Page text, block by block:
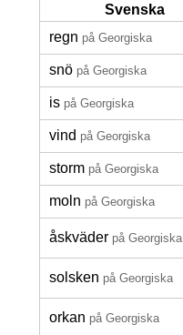
Svenska
regn på Georgiska
snö på Georgiska
is på Georgiska
vind på Georgiska
storm på Georgiska
moln på Georgiska
åskväder på Georgiska
solsken på Georgiska
orkan på Georgiska